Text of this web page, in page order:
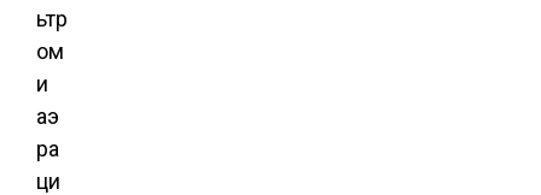
ьтр
ом
и
аэ
ра
ци